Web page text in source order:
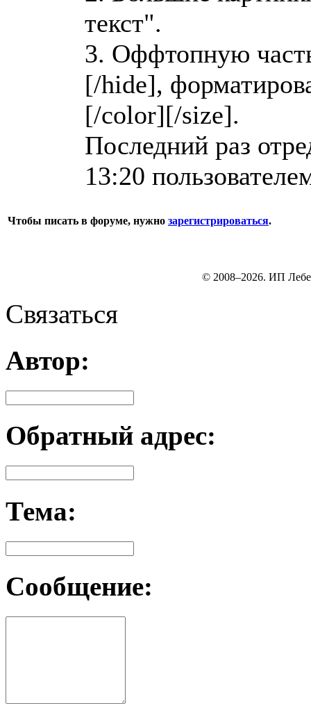
текст".
3. Оффтопную
[/hide],
[/color][/size].
Последний раз
13:20
Чтобы писать в форуме, нужно зарегистрироваться.
© 2008–2026. ИП
Связаться
Автор:
Обратный адрес:
Тема:
Сообщение: